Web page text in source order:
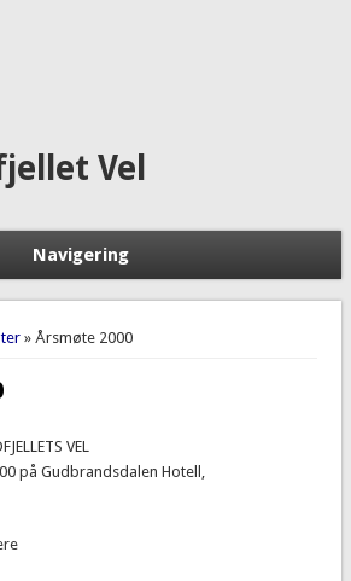
Vel
Navigering
» Årsmøte 2000
VEL
på Gudbrandsdalen Hotell,